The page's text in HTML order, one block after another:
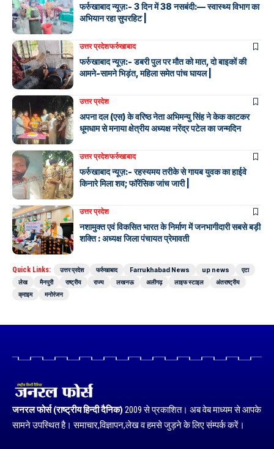
फर्रुखाबाद न्यूज़:- 3 दिन में 38 नसबंदी:— स्वास्थ्य विभाग का
अभियान रहा सुपरहिट |
उत्तर प्रदेशफर्रुखाबाद
फर्रुखाबाद न्यूज़:- डबरी पुल पर मौत को मात, दो बाइकों की
आमने-सामने भिड़ंत, महिला समेत पांच घायल |
उत्तर प्रदेश
अपना दल (एस) के वरिष्ठ नेता अभिमन्यु सिंह ने केक काटकर
धूमधाम से मनाया क्षेत्रीय अध्यक्ष नरेंद्र पटेल का जन्मदिन
उत्तर प्रदेशफर्रुखाबाद
फर्रुखाबाद न्यूज़:- रहस्यमय तरीके से गायब युवक का हाईवे
किनारे मिला शव; फॉरेंसिक जांच जारी |
उत्तर प्रदेश
नशामुक्त एवं विकसित भारत के निर्माण में जनभागीदारी सबसे बड़ी
शक्ति : अध्यक्ष जिला पंचायत प्रेमावती
Quick Links: उत्तर प्रदेश फर्रुखाबाद Farrukhabad News up news
एटा
लेख
मैनपुरी राष्ट्रीय राज्य लखनऊ अलीगढ़ लाइफ स्टाइल
अंतराष्ट्रीय
क्राइम
मनोरंजन
जनरल फोर्स (राष्ट्रीय हिन्दी दैनिक) 2009 से प्रकाशित। अब वेब माध्यम से आपके
सामने उपस्थित है। समाचार,विज्ञापन,लेख व हमसे जुड़ने के लिए संम्पर्क करें।